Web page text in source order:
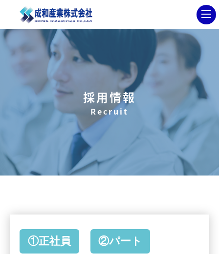
採用情報
Recruit
①正社員
②パート